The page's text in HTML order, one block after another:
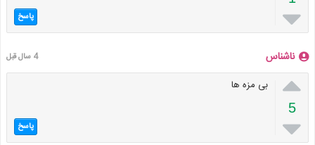
 پاسخ
ناشناس 4 سال قبل

5

بی مزه ها
پاسخ